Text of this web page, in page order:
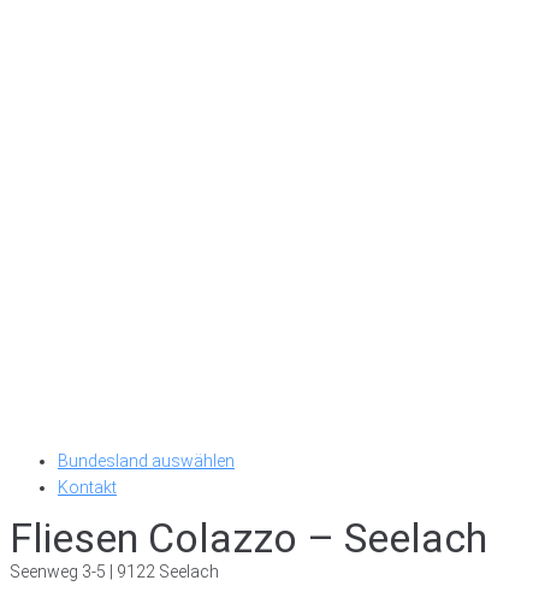
Bundesland auswählen
Kontakt
Fliesen Colazzo – Seelach
Seenweg 3-5 | 9122 Seelach